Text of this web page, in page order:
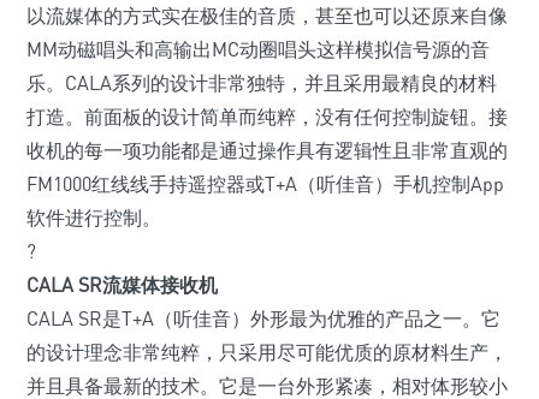
以流媒体的方式实在极佳的音质，甚至也可以还原来自像
MM动磁唱头和高输出MC动圈唱头这样模拟信号源的音
乐。CALA系列的设计非常独特，并且采用最精良的材料
打造。前面板的设计简单而纯粹，没有任何控制旋钮。接
收机的每一项功能都是通过操作具有逻辑性且非常直观的
FM1000红线线手持遥控器或T+A（听佳音）手机控制App
软件进行控制。
?
CALA SR流媒体接收机
CALA SR是T+A（听佳音）外形最为优雅的产品之一。它
的设计理念非常纯粹，只采用尽可能优质的原材料生产，
并且具备最新的技术。它是一台外形紧凑，相对体形较小